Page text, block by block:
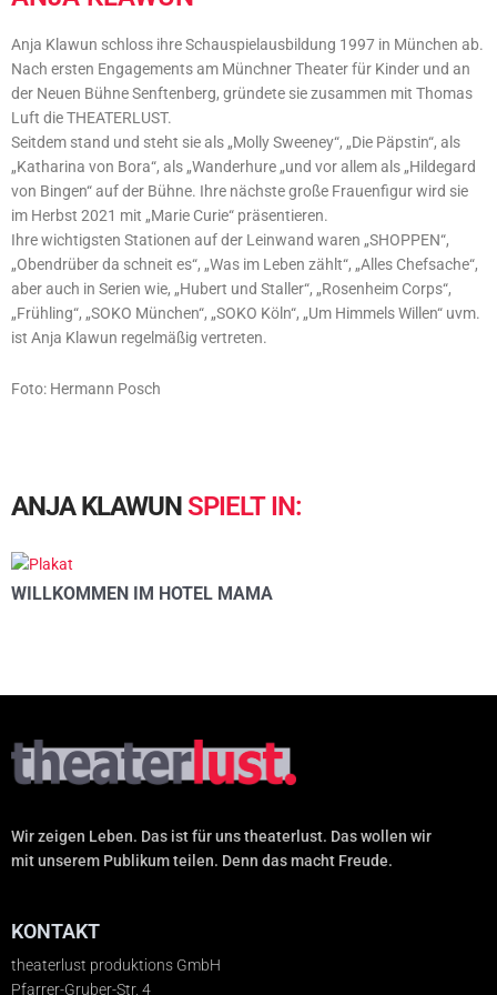
Anja Klawun schloss ihre Schauspielausbildung 1997 in München ab.
Nach ersten Engagements am Münchner Theater für Kinder und an
der Neuen Bühne Senftenberg, gründete sie zusammen mit Thomas
Luft die THEATERLUST.
Seitdem stand und steht sie als „Molly Sweeney“, „Die Päpstin“, als
„Katharina von Bora“, als „Wanderhure „und vor allem als „Hildegard
von Bingen“ auf der Bühne. Ihre nächste große Frauenfigur wird sie
im Herbst 2021 mit „Marie Curie“ präsentieren.
Ihre wichtigsten Stationen auf der Leinwand waren „SHOPPEN“,
„Obendrüber da schneit es“, „Was im Leben zählt“, „Alles Chefsache“,
aber auch in Serien wie, „Hubert und Staller“, „Rosenheim Corps“,
„Frühling“, „SOKO München“, „SOKO Köln“, „Um Himmels Willen“ uvm.
ist Anja Klawun regelmäßig vertreten.
Foto: Hermann Posch
ANJA KLAWUN SPIELT IN:
WILLKOMMEN IM HOTEL MAMA
Wir zeigen Leben. Das ist für uns theaterlust. Das wollen wir
mit unserem Publikum teilen. Denn das macht Freude.
KONTAKT
theaterlust produktions GmbH
Pfarrer-Gruber-Str. 4